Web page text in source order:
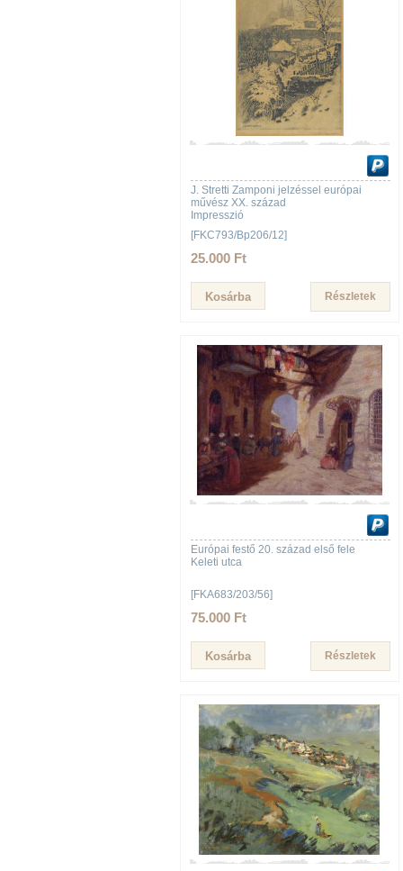
J. Stretti Zamponi jelzéssel európai
művész XX. század
Impresszió
[FKC793/Bp206/12]
25.000 Ft
Részletek
Európai festő 20. század első fele
Keleti utca
[FKA683/203/56]
75.000 Ft
Részletek